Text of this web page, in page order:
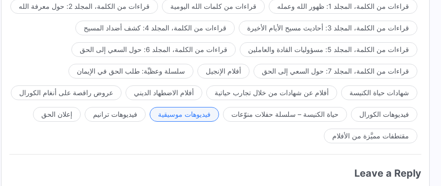
ويتوب معترفًا أمامه،
وإلا سينتهي حتمًا مصيره وغايته نهاية كارثية.
من "اتبعوا الحمل ورنموا ترنيمات جديدة"
قراءات من الكلمة، المجلد 1: ظهور الله وعمله قراءات من كلمات الله اليومية قراءات من الكلمة، المجلد 2: حول معرفة الله
قراءات من الكلمة، المجلد 3: أحاديث مسيح الأيام الأخيرة قراءات من الكلمة، المجلد 4: كشف أضداد المسيح
قراءات من الكلمة، المجلد 5: مسؤوليات القادة والعاملين قراءات من الكلمة، المجلد 6: حول السعي إلى الحق
قراءات من الكلمة، المجلد 7: حول السعي إلى الحق أفلام الإنجيل سلسلة وعظيِّة: طلب الحق في الإيمان
شهادات حياة الكنيسة أفلام عن شهادات من خلال تجارب حياتية أفلام الاضطهاد الديني عروض راقصة على أنغام الكورال
فيديوهات الكورال حياة الكنيسة – سلسلة حفلات منوّعات فيديوهات موسيقية فيديوهات ترانيم إعلان الحق
مقتطفات مميَّزة من الأفلام
Leave a Reply